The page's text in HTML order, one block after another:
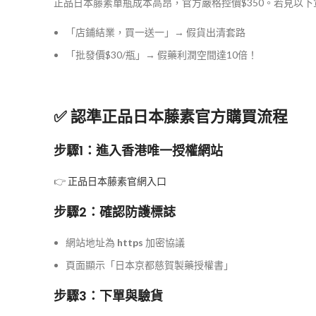
正品日本藤素單瓶成本高昂，官方嚴格控價$350。若見以下
「店鋪結業，買一送一」→ 假貨出清套路
「批發價$30/瓶」→ 假藥利潤空間達10倍！
✅ 認準正品日本藤素官方購買流程
步驟1：進入香港唯一授權網站
👉 正品日本藤素官網入口
步驟2：確認防護標誌
網站地址為 https 加密協議
頁面顯示「日本京都慈賀製藥授權書」
步驟3：下單與驗貨